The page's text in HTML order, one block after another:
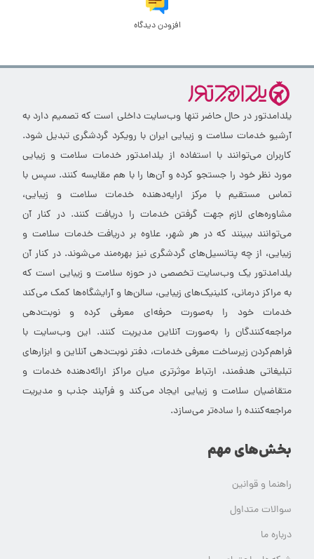
افزودن دیدگاه
یلدامدتور در حال حاضر تنها وب‌سایت داخلی است که تصمیم دارد به
آرشیو خدمات سلامت و زیبایی ایران با رویکرد گردشگری تبدیل شود.
کاربران می‌توانند با استفاده از یلدامدتور خدمات سلامت و زیبایی
مورد نظر خود را جستجو کرده و آن‌ها را با هم مقایسه کنند. سپس با
تماس مستقیم با مرکز ارایه‌دهنده خدمات سلامت و زیبایی،
مشاوره‌های لازم جهت گرفتن خدمات را دریافت کنند. در کنار آن
می‌توانند ببینند که در هر شهر، علاوه بر دریافت خدمات سلامت و
زیبایی، از چه پتانسیل‌های گردشگری نیز بهره‌مند می‌شوند. در کنار آن
یلدامدتور یک وب‌سایت تخصصی در حوزه سلامت و زیبایی است که
به مراکز درمانی، کلینیک‌های زیبایی، سالن‌ها و آرایشگاه‌ها کمک می‌کند
خدمات خود را به‌صورت حرفه‌ای معرفی کرده و نوبت‌دهی
مراجعه‌کنندگان را به‌صورت آنلاین مدیریت کنند. این وب‌سایت با
فراهم‌کردن زیرساخت معرفی خدمات، دفتر نوبت‌دهی آنلاین و ابزارهای
تبلیغاتی هدفمند، ارتباط موثرتری میان مراکز ارائه‌دهنده خدمات و
متقاضیان سلامت و زیبایی ایجاد می‌کند و فرآیند جذب و مدیریت
مراجعه‌کننده را ساده‌تر می‌سازد.
بخش‌های مهم
راهنما و قوانین
سوالات متداول
درباره ما